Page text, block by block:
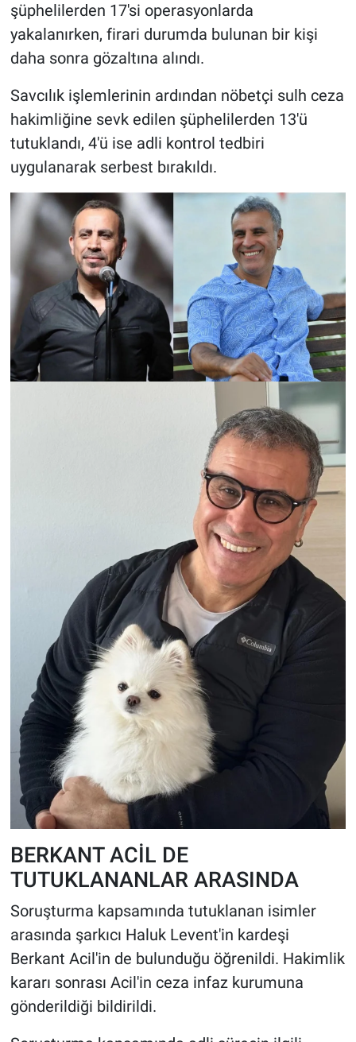
şüphelilerden 17'si operasyonlarda
yakalanırken, firari durumda bulunan bir kişi
daha sonra gözaltına alındı.
Savcılık işlemlerinin ardından nöbetçi sulh ceza
hakimliğine sevk edilen şüphelilerden 13'ü
tutuklandı, 4'ü ise adli kontrol tedbiri
uygulanarak serbest bırakıldı.
BERKANT ACİL DE
TUTUKLANANLAR ARASINDA
Soruşturma kapsamında tutuklanan isimler
arasında şarkıcı Haluk Levent'in kardeşi
Berkant Acil'in de bulunduğu öğrenildi. Hakimlik
kararı sonrası Acil'in ceza infaz kurumuna
gönderildiği bildirildi.